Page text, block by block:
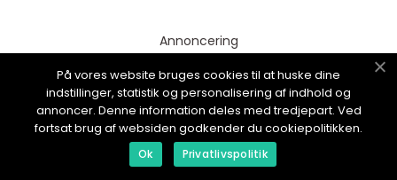
Annoncering
Cookies
Kontakt os
Sitemap
På vores website bruges cookies til at huske dine
indstillinger, statistik og personalisering af indhold og
annoncer. Denne information deles med tredjepart. Ved
fortsat brug af websiden godkender du cookiepolitikken.
Ok Privatlivspolitik